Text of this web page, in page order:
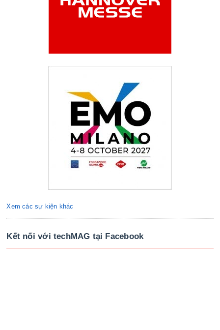
Xem các sự kiện khác
Kết nối với techMAG tại Facebook